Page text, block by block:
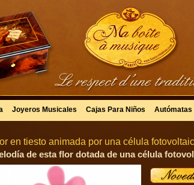
Joyeros Musicales Cajas Para Niños Autómatas
en tiesto animada por una célula
de esta flor dotada de una célula